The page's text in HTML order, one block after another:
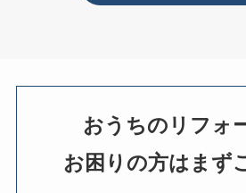
おうちのリフォ
お困りの方はまず